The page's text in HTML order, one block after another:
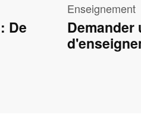
De
Enseignement
Demander